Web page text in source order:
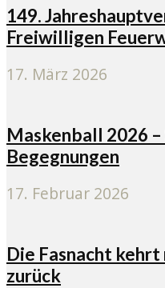
149.
Freiwilligen
17. März 2026
Maskenball 2026
Begegnungen
17. Februar 2026
Die Fasnacht
zurück